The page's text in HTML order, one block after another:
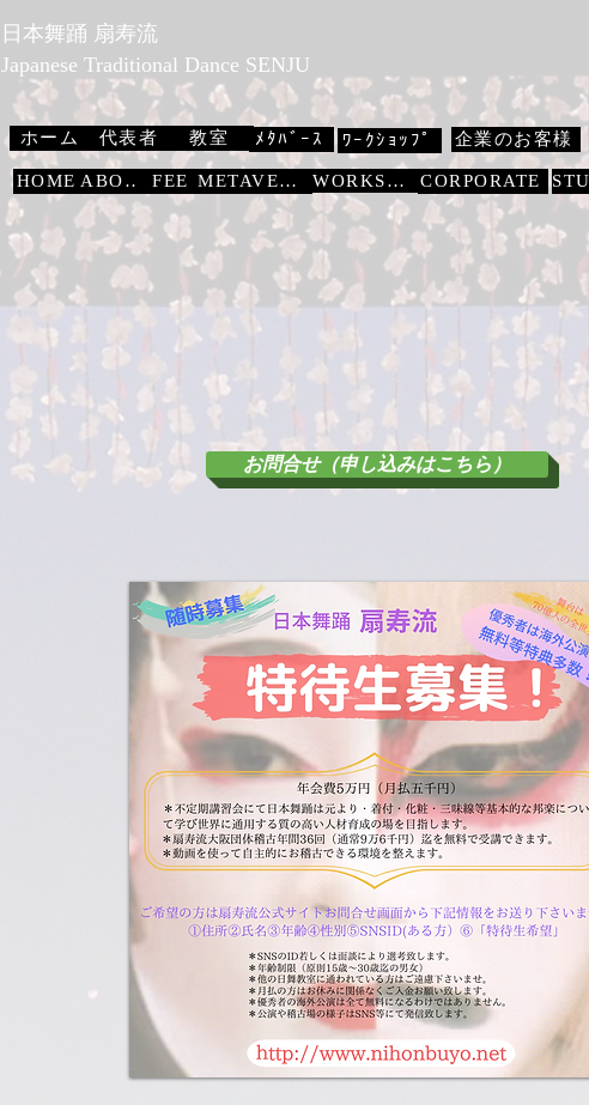
​日本舞踊 扇寿流
Japanese Traditional Dance SENJU
ホーム 代表者 教室 ﾒﾀﾊﾞｰｽ ﾜｰｸｼｮｯﾌﾟ 企業のお客様
HOME ABOUT FEE METAVERSE WORKSHOP CORPORATE
お問合せ（申し込みはこちら）